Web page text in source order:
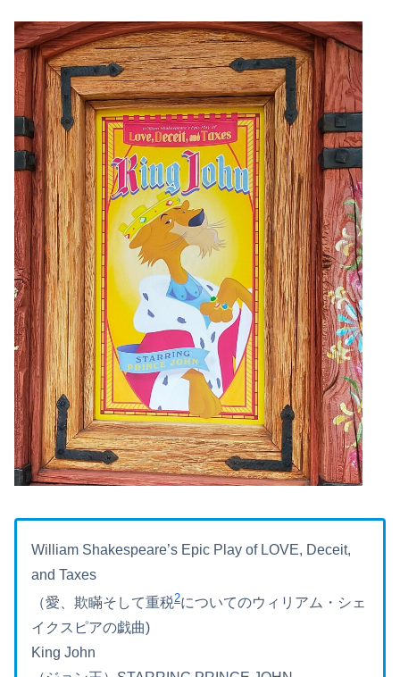
William Shakespeare’s Epic Play of LOVE, Deceit,
and Taxes
（愛、欺瞞そして重税2についてのウィリアム・シェ
イクスピアの戯曲)
King John